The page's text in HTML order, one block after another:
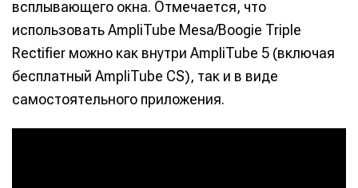
всплывающего окна. Отмечается, что
использовать AmpliTube Mesa/Boogie Triple
Rectifier можно как внутри AmpliTube 5 (включая
бесплатный AmpliTube CS), так и в виде
самостоятельного приложения.